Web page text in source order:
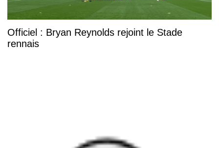
Officiel : Bryan Reynolds rejoint le Stade
rennais